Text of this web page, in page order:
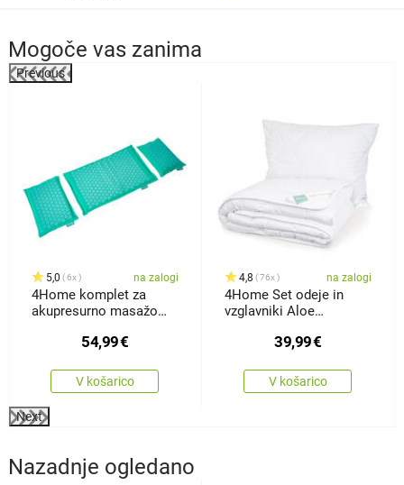
Mogoče vas zanima
Previous
5,0 6x na zalogi
4Home komplet za
akupresurno masažo
54,99€
V košarico
4,8 76x na zalogi
4Home Set odeje in
vzglavniki Aloe
70 x 90 cm39,99€
V košarico
Next
Nazadnje ogledano